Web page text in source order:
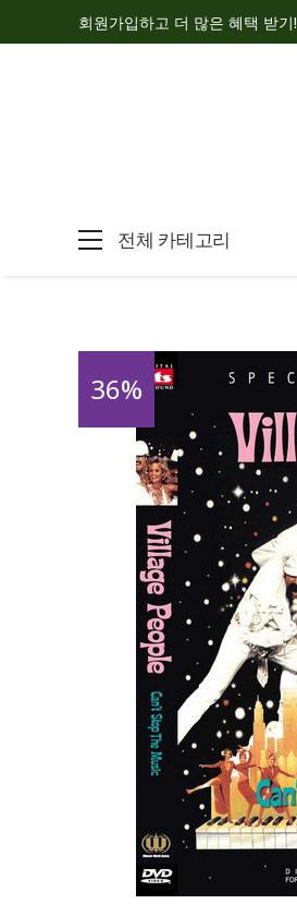
회원가입하고 더 많은 혜택 받기!
전체 카테고리
36%